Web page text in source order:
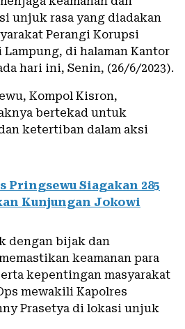
unjuk rasa yang diadakan
Perangi Korupsi
Lampung, di halaman Kantor
hari ini, Senin, (26/6/2023).
Kompol Kisron,
bertekad untuk
ketertiban dalam aksi
Pringsewu Siagakan 285
Kunjungan Jokowi
dengan bijak dan
keamanan para
kepentingan masyarakat
mewakili Kapolres
Prasetya di lokasi unjuk